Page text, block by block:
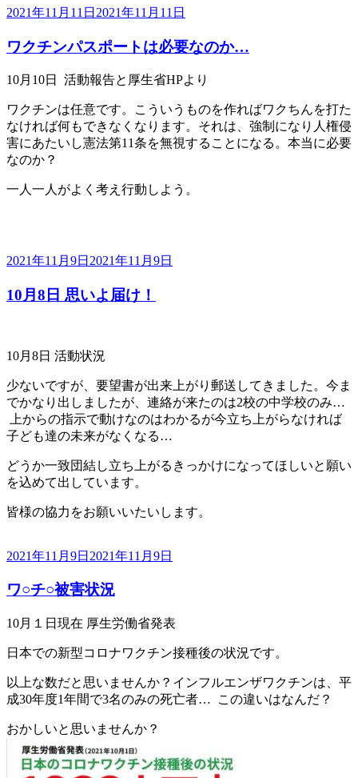
投
日:
2021年11月11日 2021年11月11日
ワクチンパスポートは必要なのか…
10月10日 活動報告と厚生省HPより
ワクチンは任意です。こういうものを作ればワクちんを打た
なければ何もできなくなります。それは、強制になり人権侵
害にあたいし憲法第11条を無視することになる。本当に必要
なのか？
一人一人がよく考え行動しよう。
投
日:
2021年11月9日 2021年11月9日
10月8日 思いよ届け！
10月8日 活動状況
少ないですが、要望書が出来上がり郵送してきました。今ま
でかなり出しましたが、連絡が来たのは2校の中学校のみ…
上からの指示で動けなのはわかるが今立ち上がらなければ
子ども達の未来がなくなる…
どうか一致団結し立ち上がるきっかけになってほしいと願い
を込めて出しています。
皆様の協力をお願いいたいします。
投
日:
2021年11月9日 2021年11月9日
ワ○チ○被害状況
10月１日現在 厚生労働省発表
日本での新型コロナワクチン接種後の状況です。
以上な数だと思いませんか？インフルエンザワクチンは、平
成30年度1年間で3名のみの死亡者… この違いはなんだ？
おかしいと思いませんか？